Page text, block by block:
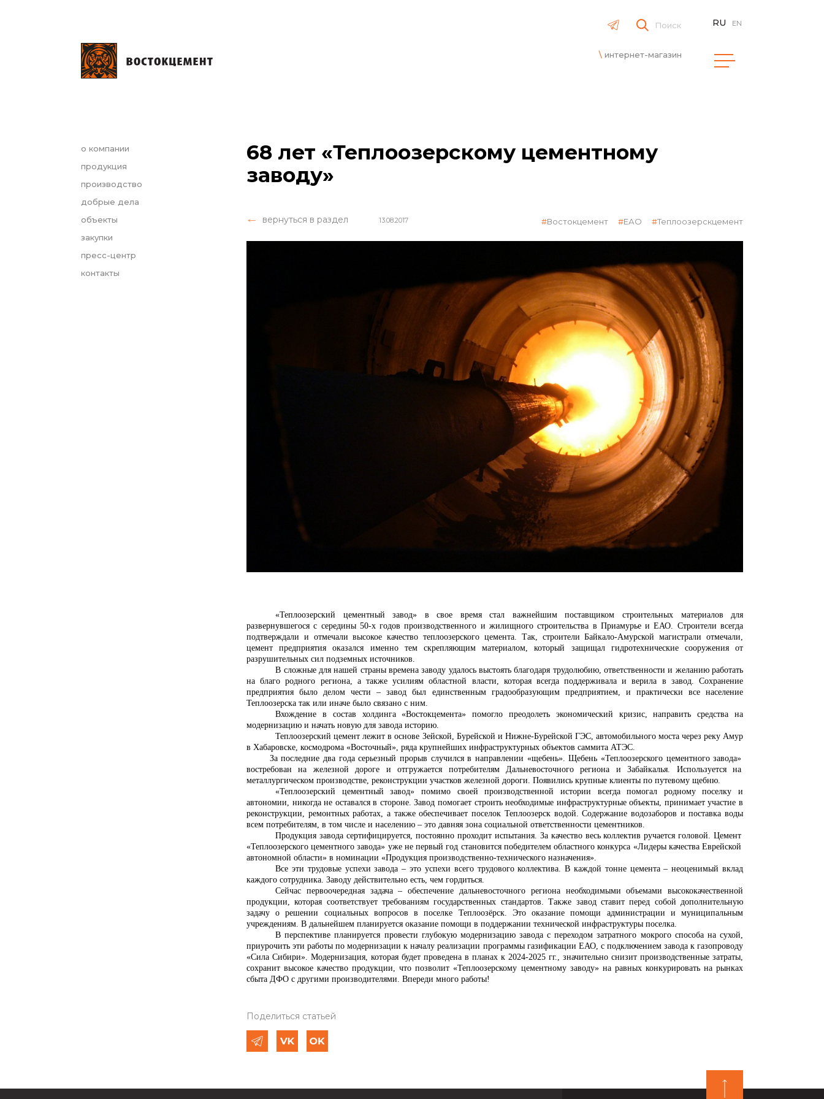
Поиск
интернет-магазин
RU EN
о компании
продукция
производство
добрые дела
объекты
закупки
пресс-центр
контакты
68 лет «Теплоозерскому цементному
заводу»
вернуться в раздел 13.08.2017 Востокцемент ЕАО Теплоозерскцемент
«Теплоозерский цементный завод» в свое время стал важнейшим поставщиком строительных материалов для
развернувшегося с середины 50-х годов производственного и жилищного строительства в Приамурье и ЕАО. Строители всегда
подтверждали и отмечали высокое качество теплоозерского цемента. Так, строители Байкало-Амурской магистрали отмечали,
цемент предприятия оказался именно тем скрепляющим материалом, который защищал гидротехнические сооружения от
разрушительных сил подземных источников.
В сложные для нашей страны времена заводу удалось выстоять благодаря трудолюбию, ответственности и желанию работать
на благо родного региона, а также усилиям областной власти, которая всегда поддерживала и верила в завод. Сохранение
предприятия было делом чести – завод был единственным градообразующим предприятием, и практически все население
Теплоозерска так или иначе было связано с ним.
Вхождение в состав холдинга «Востокцемента» помогло преодолеть экономический кризис, направить средства на
модернизацию и начать новую для завода историю.
Теплоозерский цемент лежит в основе Зейской, Бурейской и Нижне-Бурейской ГЭС, автомобильного моста через реку Амур
в Хабаровске, космодрома «Восточный», ряда крупнейших инфраструктурных объектов саммита АТЭС.
За последние два года серьезный прорыв случился в направлении «щебень». Щебень «Теплоозерского цементного завода»
востребован на железной дороге и отгружается потребителям Дальневосточного региона и Забайкалья. Используется на
металлургическом производстве, реконструкции участков железной дороги. Появились крупные клиенты по путевому щебню.
«Теплоозерский цементный завод» помимо своей производственной истории всегда помогал родному поселку и
автономии, никогда не оставался в стороне. Завод помогает строить необходимые инфраструктурные объекты, принимает участие в
реконструкции, ремонтных работах, а также обеспечивает поселок Теплоозерск водой. Содержание водозаборов и поставка воды
всем потребителям, в том числе и населению – это давняя зона социальной ответственности цементников.
Продукция завода сертифицируется, постоянно проходит испытания. За качество весь коллектив ручается головой.Цемент
«Теплоозерского цементного завода» уже не первый год становится победителем областного конкурса «Лидеры качества Еврейской
автономной области» в номинации «Продукция производственно-технического назначения».
Все эти трудовые успехи завода – это успехи всего трудового коллектива. В каждой тонне цемента – неоценимый вклад
каждого сотрудника. Заводу действительно есть, чем гордиться.
Сейчас первоочередная задача – обеспечение дальневосточного региона необходимыми объемами высококачественной
продукции, которая соответствует требованиям государственных стандартов. Также завод ставит перед собой дополнительную
задачу о решении социальных вопросов в поселке Теплоозёрск. Это оказание помощи администрации и муниципальным
учреждениям. В дальнейшем планируется оказание помощи в поддержании технической инфраструктуры поселка.
В перспективе планируется провести глубокую модернизацию завода с переходом затратного мокрого способа на сухой,
приурочить эти работы по модернизации к началу реализации программы газификации ЕАО, с подключением завода к газопроводу
«Сила Сибири». Модернизация, которая будет проведена в планах к 2024-2025 гг., значительно снизит производственные затраты,
сохранит высокое качество продукции, что позволит «Теплоозерскому цементному заводу» на равных конкурировать на рынках
сбыта ДФО с другими производителями. Впереди много работы!
Поделиться статьей